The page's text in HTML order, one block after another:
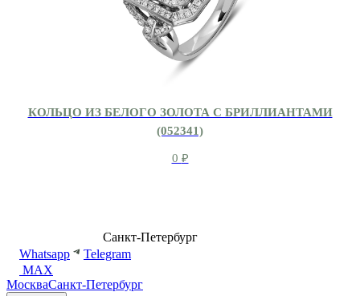
КОЛЬЦО ИЗ БЕЛОГО ЗОЛОТА С БРИЛЛИАНТАМИ
(052341)
0 ₽
Санкт-Петербург
Whatsapp
Telegram
MAX
МоскваСанкт-Петербург